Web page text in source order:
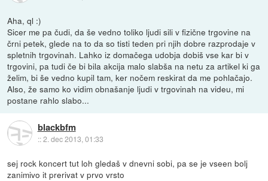
Aha, ql :)
Sicer me pa čudi, da še vedno toliko ljudi sili v fizične trgovine na
črni petek, glede na to da so tisti teden pri njih dobre razprodaje v
spletnih trgovinah. Lahko iz domačega udobja dobiš vse kar bi v
trgovini, pa tudi če bi bila akcija malo slabša na netu za artikel ki ga
želim, bi še vedno kupil tam, ker nočem reskirat da me pohlačajo.
Also, že samo ko vidim obnašanje ljudi v trgovinah na videu, mi
postane rahlo slabo...
blackbfm
::2. dec 2013, 01:33
sej rock koncert tut loh gledaš v dnevni sobi, pa se je vseen bolj
zanimivo it prerivat v prvo vrsto